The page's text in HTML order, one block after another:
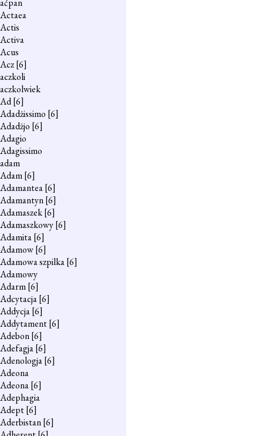
aćpan
Actaea
Actis
Activa
Acus
Acz[6]
aczkoli
aczkolwiek
Ad[6]
Adadżissimo [6]
Adadżjo [6]
Adagio
Adagissimo
adam
Adam[6]
Adamantea[6]
Adamantyn[6]
Adamaszek[6]
Adamaszkowy[6]
Adamita[6]
Adamow[6]
Adamowa szpilka[6]
Adamowy
Adarm[6]
Adcytacja[6]
Addycja[6]
Addytament[6]
Adebon[6]
Adefagja[6]
Adenologja[6]
Adeona
Adeona[6]
Adephagia
Adept[6]
Aderbistan[6]